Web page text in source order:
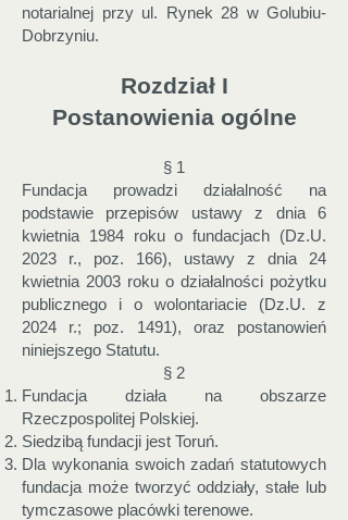
notarialnej przy ul. Rynek 28 w Golubiu-
Dobrzyniu.
Rozdział I
Postanowienia ogólne
§ 1
Fundacja prowadzi działalność na
podstawie przepisów ustawy z dnia 6
kwietnia 1984 roku o fundacjach (Dz.U.
2023 r., poz. 166), ustawy z dnia 24
kwietnia 2003 roku o działalności pożytku
publicznego i o wolontariacie (Dz.U. z
2024 r.; poz. 1491), oraz postanowień
niniejszego Statutu.
§ 2
Fundacja działa na obszarze
Rzeczpospolitej Polskiej.
Siedzibą fundacji jest Toruń.
Dla wykonania swoich zadań statutowych
fundacja może tworzyć oddziały, stałe lub
tymczasowe placówki terenowe.